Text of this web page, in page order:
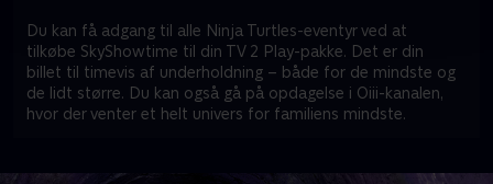
Du kan få adgang til alle Ninja Turtles-eventyr ved at
tilkøbe SkyShowtime til din TV 2 Play-pakke. Det er din
billet til timevis af underholdning – både for de mindste og
de lidt større. Du kan også gå på opdagelse i Oiii-kanalen,
hvor der venter et helt univers for familiens mindste.